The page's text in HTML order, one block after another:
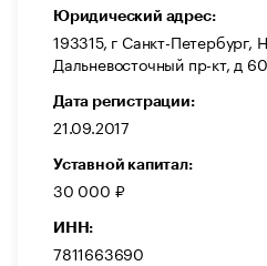
Юридический адрес:
193315, г Санкт-Петербург,
Дальневосточный пр-кт, д
Дата регистрации:
21.09.2017
Уставной капитал:
30 000 ₽
ИНН:
7811663690